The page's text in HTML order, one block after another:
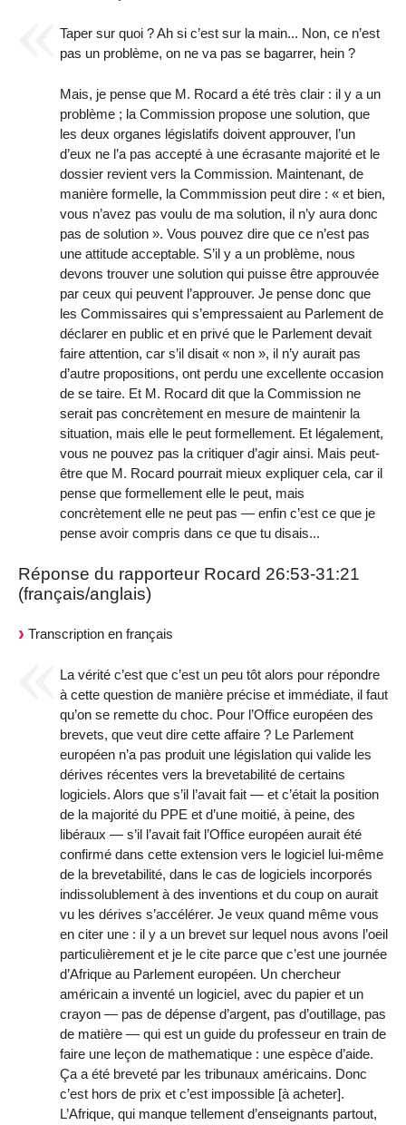
Taper sur quoi ? Ah si c’est sur la main... Non, ce n’est
pas un problème, on ne va pas se bagarrer, hein ?
Mais, je pense que M. Rocard a été très clair : il y a un
problème ; la Commission propose une solution, que
les deux organes législatifs doivent approuver, l’un
d’eux ne l’a pas accepté à une écrasante majorité et le
dossier revient vers la Commission. Maintenant, de
manière formelle, la Commmission peut dire : « et bien,
vous n’avez pas voulu de ma solution, il n’y aura donc
pas de solution ». Vous pouvez dire que ce n’est pas
une attitude acceptable. S’il y a un problème, nous
devons trouver une solution qui puisse être approuvée
par ceux qui peuvent l’approuver. Je pense donc que
les Commissaires qui s’empressaient au Parlement de
déclarer en public et en privé que le Parlement devait
faire attention, car s’il disait « non », il n’y aurait pas
d’autre propositions, ont perdu une excellente occasion
de se taire. Et M. Rocard dit que la Commission ne
serait pas concrètement en mesure de maintenir la
situation, mais elle le peut formellement. Et légalement,
vous ne pouvez pas la critiquer d’agir ainsi. Mais peut-
être que M. Rocard pourrait mieux expliquer cela, car il
pense que formellement elle le peut, mais
concrètement elle ne peut pas — enfin c’est ce que je
pense avoir compris dans ce que tu disais...
Réponse du rapporteur Rocard 26:53-31:21
(français/anglais)
Transcription en français
La vérité c’est que c’est un peu tôt alors pour répondre
à cette question de manière précise et immédiate, il faut
qu’on se remette du choc. Pour l’Office européen des
brevets, que veut dire cette affaire ? Le Parlement
européen n’a pas produit une législation qui valide les
dérives récentes vers la brevetabilité de certains
logiciels. Alors que s’il l’avait fait — et c’était la position
de la majorité du PPE et d’une moitié, à peine, des
libéraux — s’il l’avait fait l’Office européen aurait été
confirmé dans cette extension vers le logiciel lui-même
de la brevetabilité, dans le cas de logiciels incorporés
indissolublement à des inventions et du coup on aurait
vu les dérives s’accélérer. Je veux quand même vous
en citer une : il y a un brevet sur lequel nous avons l’oeil
particulièrement et je le cite parce que c’est une journée
d’Afrique au Parlement européen. Un chercheur
américain a inventé un logiciel, avec du papier et un
crayon — pas de dépense d’argent, pas d’outillage, pas
de matière — qui est un guide du professeur en train de
faire une leçon de mathematique : une espèce d’aide.
Ça a été breveté par les tribunaux américains. Donc
c’est hors de prix et c’est impossible [à acheter].
L’Afrique, qui manque tellement d’enseignants partout,